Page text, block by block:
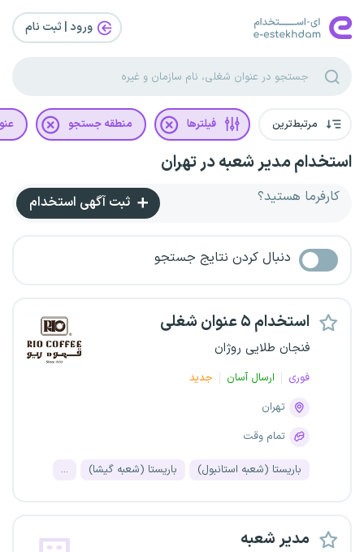
ورود | ثبت‌ نام
مرتبط‌ترین فیلترها منطقه جستجو
استخدام مدیر شعبه در تهران
کارفرما هستید؟ ثبت آگهی استخدام
دنبال کردن نتایج جستجو
استخدام ۵ عنوان شغلی
فنجان طلایی روژان
فوری ارسال آسان
جدید
تهران
تمام وقت
باریستا (شعبه استانبول) باریستا (شعبه گیشا) ...
مدیر شعبه